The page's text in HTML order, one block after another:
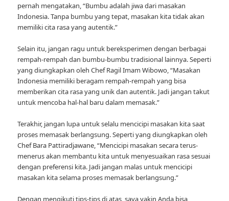
pernah mengatakan, “Bumbu adalah jiwa dari masakan
Indonesia. Tanpa bumbu yang tepat, masakan kita tidak akan
memiliki cita rasa yang autentik.”
Selain itu, jangan ragu untuk bereksperimen dengan berbagai
rempah-rempah dan bumbu-bumbu tradisional lainnya. Seperti
yang diungkapkan oleh Chef Ragil Imam Wibowo, “Masakan
Indonesia memiliki beragam rempah-rempah yang bisa
memberikan cita rasa yang unik dan autentik. Jadi jangan takut
untuk mencoba hal-hal baru dalam memasak.”
Terakhir, jangan lupa untuk selalu mencicipi masakan kita saat
proses memasak berlangsung. Seperti yang diungkapkan oleh
Chef Bara Pattiradjawane, “Mencicipi masakan secara terus-
menerus akan membantu kita untuk menyesuaikan rasa sesuai
dengan preferensi kita. Jadi jangan malas untuk mencicipi
masakan kita selama proses memasak berlangsung.”
Dengan mengikuti tips-tips di atas, saya yakin Anda bisa